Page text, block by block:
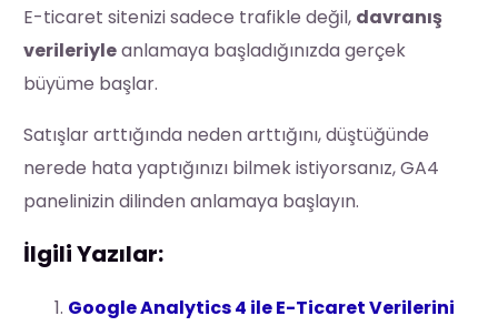
E-ticaret sitenizi sadece trafikle değil, davranış
verileriyleanlamaya başladığınızda gerçek
büyüme başlar.
Satışlar arttığında neden arttığını, düştüğünde
nerede hata yaptığınızı bilmek istiyorsanız, GA4
panelinizin dilinden anlamaya başlayın.
İlgili Yazılar:
Google Analytics 4 ile E-Ticaret Verilerini